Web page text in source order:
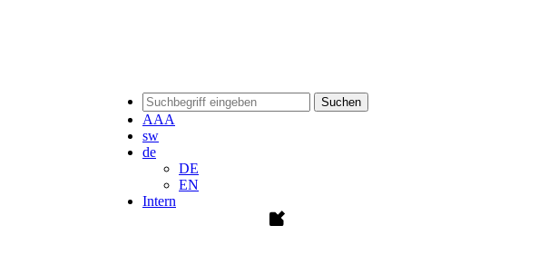
Suchen
AAA
sw
de
DE
EN
Intern